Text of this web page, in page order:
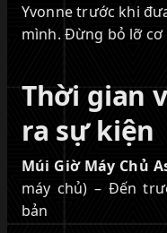
Yvonne trước khi
mình. Đừng bỏ lỡ cơ
Thời gian
ra sự kiện
Múi Giờ Máy Chủ
máy chủ) – Đến
bản